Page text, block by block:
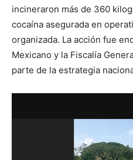
incineraron más de 360
cocaína asegurada en
organizada. La acción fue
Mexicano y la Fiscalía
parte de la estrategia